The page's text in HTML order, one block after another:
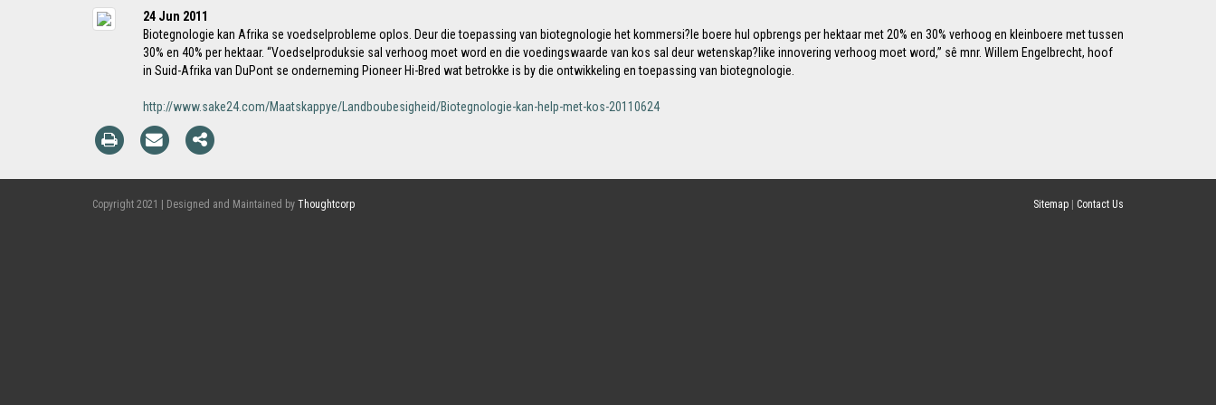
24 Jun 2011
Biotegnologie kan Afrika se voedselprobleme oplos. Deur die toepassing van biotegnologie het kommersi?le boere hul opbrengs per hektaar met 20% en 30% verhoog en kleinboere met tussen
30% en 40% per hektaar. “Voedselproduksie sal verhoog moet word en die voedingswaarde van kos sal deur wetenskap?like innovering verhoog moet word,” sê mnr. Willem Engelbrecht, hoof
in Suid-Afrika van DuPont se onderneming Pioneer Hi-Bred wat betrokke is by die ontwikkeling en toepassing van biotegnologie.
http://www.sake24.com/Maatskappye/Landboubesigheid/Biotegnologie-kan-help-met-kos-20110624
Copyright 2021 | Designed and Maintained by Thoughtcorp Sitemap Contact Us